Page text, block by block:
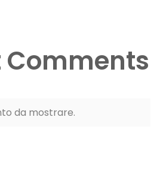
Comments
da mostrare.